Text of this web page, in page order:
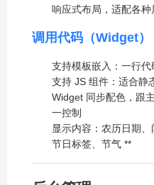
响应式布局，适配各种
调用代码（Widget）
支持模板嵌入：一行
支持 JS 组件：适合静
Widget 同步配色，跟
一控制
显示内容：农历日期、
节日标签、节气 **